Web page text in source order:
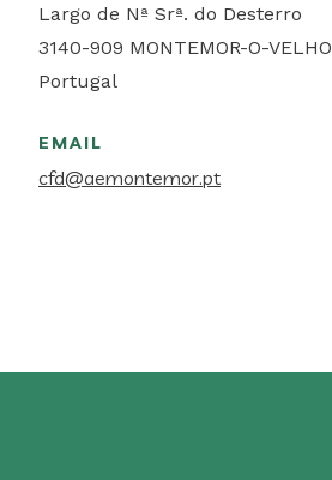
Largo de Nª Srª. do Desterro
3140-909 MONTEMOR-O-VELHO
Portugal
EMAIL
cfd@aemontemor.pt